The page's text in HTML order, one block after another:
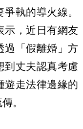
執的導火線。
示，近日有網友
過「假離婚」方
到丈夫認真考慮
遊走法律邊緣的
。